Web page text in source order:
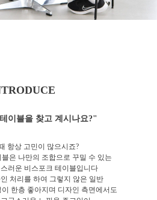
이블을 찾고 계시나요?"
항상 고민이 많으시죠?
은 나만의 조합으로 꾸밀 수 있는
러운 비스포크 테이블입니다
처리를 하여 그렇지 않은 일반
한층 좋아지며 디자인 측면에서도